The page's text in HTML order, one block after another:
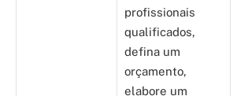
profissionais
qualificados,
defina um
orçamento,
elabore um